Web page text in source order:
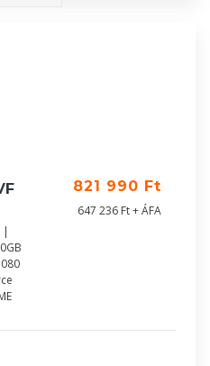
|
821 990 Ft
647 236 Ft + ÁFA